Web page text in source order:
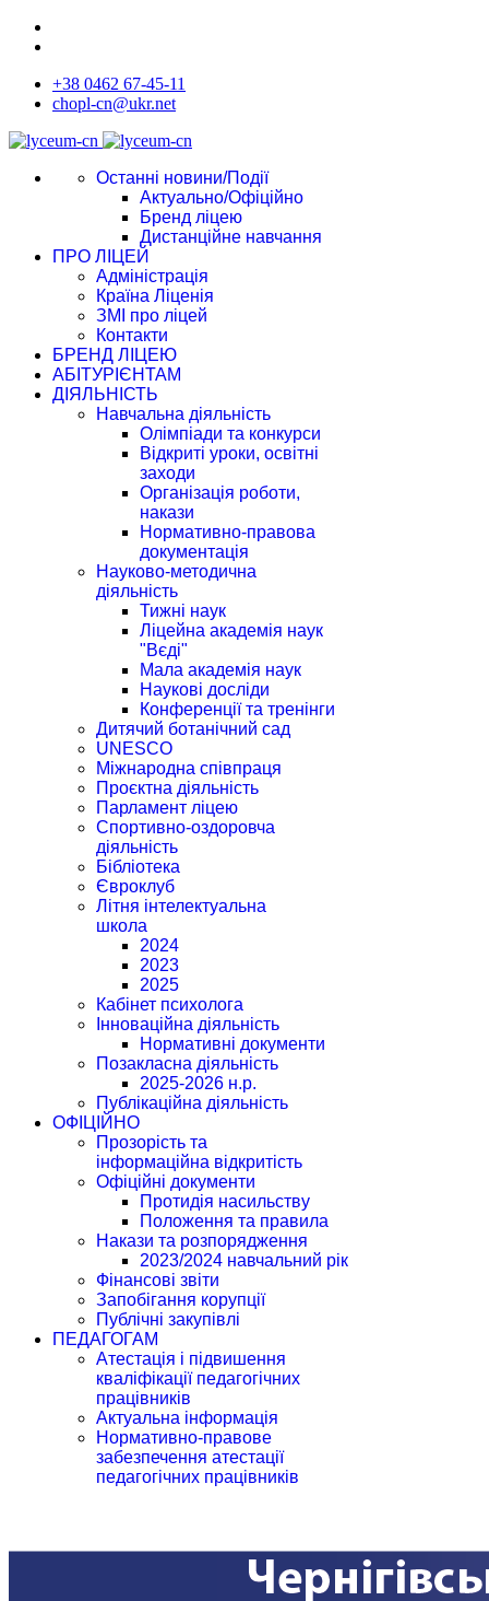
+38 0462 67-45-11
chopl-cn@ukr.net
Останні новини/Події
Актуально/Офіційно
Бренд ліцею
Дистанційне навчання
ПРО ЛІЦЕЙ
Адміністрація
Країна Ліценія
ЗМІ про ліцей
Контакти
БРЕНД ЛІЦЕЮ
АБІТУРІЄНТАМ
ДІЯЛЬНІСТЬ
Навчальна діяльність
Олімпіади та конкурси
Відкриті уроки, освітні
заходи
Організація роботи,
накази
Нормативно-правова
документація
Науково-методична
діяльність
Тижні наук
Ліцейна академія наук
"Вєді"
Мала академія наук
Наукові досліди
Конференції та тренінги
Дитячий ботанічний сад
UNESCO
Міжнародна співпраця
Проєктна діяльність
Парламент ліцею
Спортивно-оздоровча
діяльність
Бібліотека
Євроклуб
Літня інтелектуальна
школа
2024
2023
2025
Кабінет психолога
Інноваційна діяльність
Нормативні документи
Позакласна діяльність
2025-2026 н.р.
Публікаційна діяльність
ОФІЦІЙНО
Прозорість та
інформаційна відкритість
Офіційні документи
Протидія насильству
Положення та правила
Накази та розпорядження
2023/2024 навчальний рік
Фінансові звіти
Запобігання корупції
Публічні закупівлі
ПЕДАГОГАМ
Атестація і підвишення
кваліфікації педагогічних
працівників
Актуальна інформація
Нормативно-правове
забезпечення атестації
педагогічних працівників